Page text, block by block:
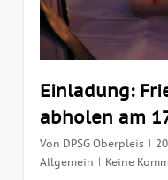
Einladung:
abholen am
Von DPSG Oberpleis
Allgemein
Keine